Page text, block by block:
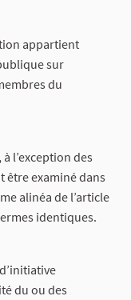
appartient
sur
du
l’exception des
être examiné dans
alinéa de l’article
identiques.
du ou des